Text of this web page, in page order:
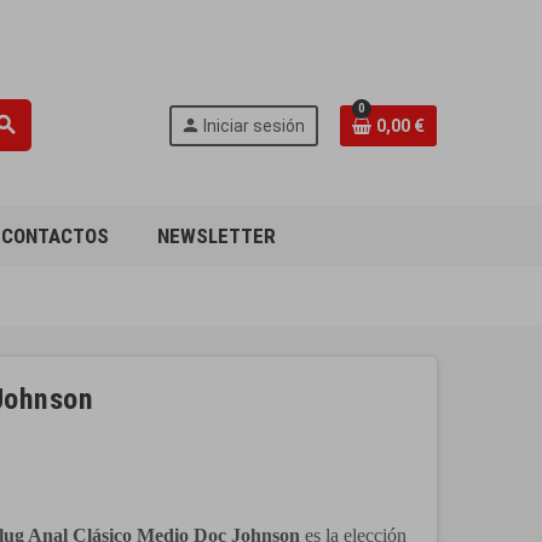
person Iniciar sesión
0
0,00 €
CONTACTOS NEWSLETTER
Anal Clásico Medio Doc Johnson es la elección